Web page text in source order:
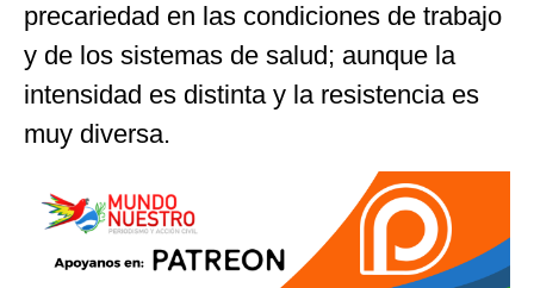
precariedad en las condiciones de trabajo
y de los sistemas de salud; aunque la
intensidad es distinta y la resistencia es
muy diversa.